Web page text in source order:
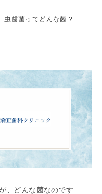
虫歯菌ってどんな菌？
、どんな菌なのです